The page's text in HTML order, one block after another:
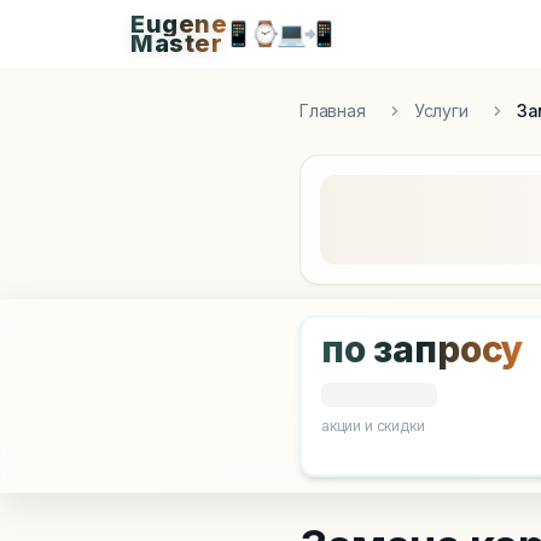
Apple Diagnostics & Engineering Authority
Eugene
Master📱 ⌚💻📲
Главная Услуги
по запросу
акции и скидки